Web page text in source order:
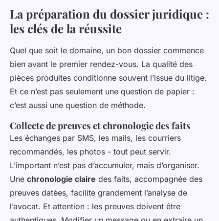
La préparation du dossier juridique :
les clés de la réussite
Quel que soit le domaine, un bon dossier commence
bien avant le premier rendez-vous. La qualité des
pièces produites conditionne souvent l’issue du litige.
Et ce n’est pas seulement une question de papier :
c’est aussi une question de méthode.
Collecte de preuves et chronologie des faits
Les échanges par SMS, les mails, les courriers
recommandés, les photos - tout peut servir.
L’important n’est pas d’accumuler, mais d’organiser.
Une chronologie claire des faits, accompagnée des
preuves datées, facilite grandement l’analyse de
l’avocat. Et attention : les preuves doivent être